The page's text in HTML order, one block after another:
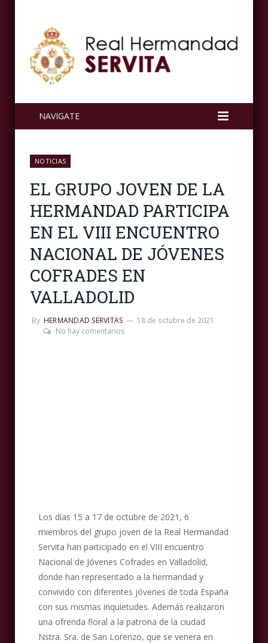
NAVIGATE
NOTICIAS
EL GRUPO JOVEN DE LA
HERMANDAD PARTICIPA
EN EL VIII ENCUENTRO
NACIONAL DE JÓVENES
COFRADES EN
VALLADOLID
By HERMANDAD SERVITAS
18 de octubre de 2021
No hay comentarios
Los días 15 a 17 de octubre de 2021, 6
miembros del grupo joven de la Real Hermandad
Servita han participado en el VIII encuentro
Nacional de Jóvenes Cofrades en Valladolid,
donde han representado a la hermandad y
convivido con diferentes jóvenes de toda España
con sus mismas inquietudes. Además realizaron
una ofrenda floral a la patrona de la ciudad
Nstra. Sra. de San Lorenzo, que se venera en